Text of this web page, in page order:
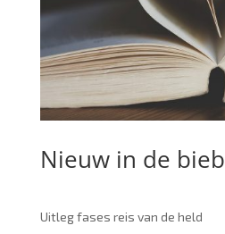
Nieuw in de bieb
Uitleg fases reis van de held